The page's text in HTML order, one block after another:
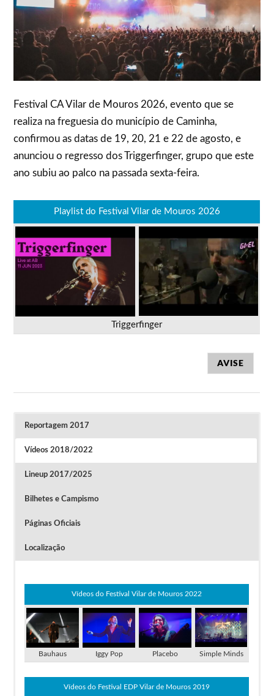
Festival CA Vilar de Mouros 2026, evento que se
realiza na freguesia do município de Caminha,
confirmou as datas de 19, 20, 21 e 22 de agosto, e
anunciou o regresso dos Triggerfinger, grupo que este
ano subiu ao palco na passada sexta-feira.
Playlist do Festival Vilar de Mouros 2026
Triggerfinger
AVISE
Reportagem 2017
Vídeos 2018/2022
Lineup 2017/2025
Bilhetes e Campismo
Páginas Oficiais
Localização
Vídeos do Festival Vilar de Mouros 2022
Bauhaus Iggy Pop Placebo Simple Minds
Vídeos do Festival EDP Vilar de Mouros 2019